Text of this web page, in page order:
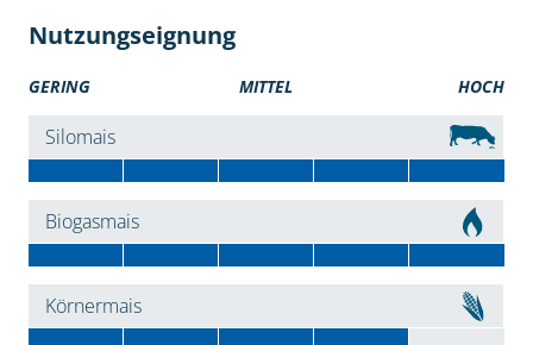
Nutzungseignung
GERING MITTEL HOCH
Silomais
Biogasmais
Körnermais